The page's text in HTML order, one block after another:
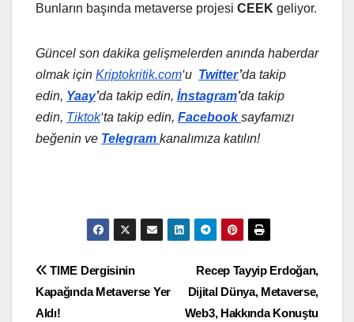
Bunların başında metaverse projesi CEEK geliyor.
Güncel son dakika gelişmelerden anında haberdar
olmak için Kriptokritik.com‘u Twitter’da takip
edin, Yaay’da takip edin, İnstagram’da takip
edin, Tiktok‘ta takip edin, Facebook sayfamızı
beğenin ve Telegram kanalımıza katılın!
Yazı
gezinmesi
Recep Tayyip Erdoğan,
Dijital Dünya, Metaverse,
Web3, Hakkında Konuştu
TIME Dergisinin
Kapağında Metaverse Yer
Aldı!